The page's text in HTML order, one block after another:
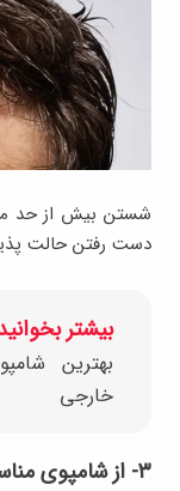
شستن بیش از حد
دست رفتن حالت
بیشتر
بهترین
خارجی
۳- از شامپوی مناسب موهای خود استفاده کنید